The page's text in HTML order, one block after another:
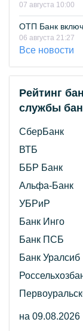
07 августа 10:00
ОТП Банк
06 августа 21:27
Все новости
Рейтинг
службы
СберБанк
ВТБ
ББР Банк
Альфа-Банк
УБРиР
Банк Инго
Банк ПСБ
Банк Уралсиб
на 09.08.2026